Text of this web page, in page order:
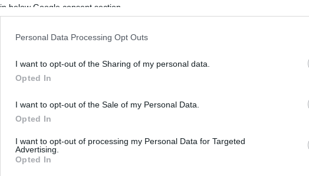
in below Google consent section.
Personal Data Processing Opt Outs
I want to opt-out of the Sharing of my personal data.
Opted In
I want to opt-out of the Sale of my Personal Data.
Opted In
I want to opt-out of processing my Personal Data for Targeted
Advertising.
Opted In